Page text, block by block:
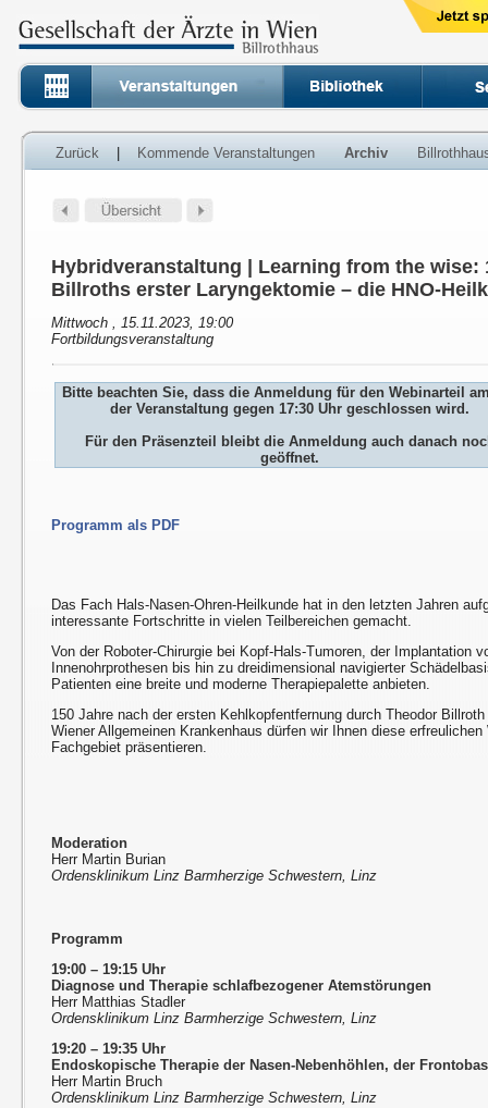
Zurück Kommende Veranstaltungen Archiv
Hybridveranstaltung | Learning from the wise:
Billroths erster Laryngektomie – die HNO-
Mittwoch , 15.11.2023, 19:00
Fortbildungsveranstaltung
Bitte beachten Sie, dass die Anmeldung für den Webinarteil
der Veranstaltung gegen 17:30 Uhr geschlossen wird.
Für den Präsenzteil bleibt die Anmeldung auch danach
geöffnet.
Programm als PDF
Das Fach Hals-Nasen-Ohren-Heilkunde hat in den letzten Jahren
interessante Fortschritte in vielen Teilbereichen gemacht.
Von der Roboter-Chirurgie bei Kopf-Hals-Tumoren, der Implantation
Innenohrprothesen bis hin zu dreidimensional navigierter
Patienten eine breite und moderne Therapiepalette anbieten.
150 Jahre nach der ersten Kehlkopfentfernung durch Theodor
Wiener Allgemeinen Krankenhaus dürfen wir Ihnen diese
Fachgebiet präsentieren.
Moderation
Herr Martin Burian
Ordensklinikum Linz Barmherzige Schwestern, Linz
Programm
19:00 – 19:15 Uhr
Diagnose und Therapie schlafbezogener Atemstörungen
Herr Matthias Stadler
Ordensklinikum Linz Barmherzige Schwestern, Linz
19:20 – 19:35 Uhr
Endoskopische Therapie der Nasen-Nebenhöhlen, der
Herr Martin Bruch
Ordensklinikum Linz Barmherzige Schwestern, Linz